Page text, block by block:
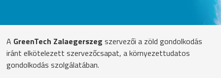
A GreenTech Zalaegerszeg szervezői a zöld gondolkodás
iránt elkötelezett szervezőcsapat, a környezettudatos
gondolkodás szolgálatában.